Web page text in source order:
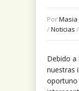
PorMasia
/Noticias /
Debido a
nuestras
oportuno